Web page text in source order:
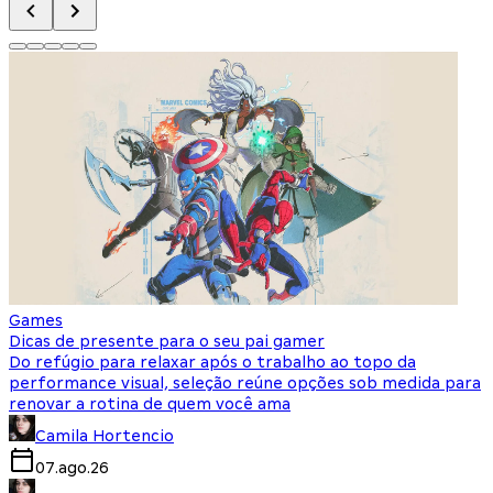
Games
Dicas de presente para o seu pai gamer
Do refúgio para relaxar após o trabalho ao topo da
performance visual, seleção reúne opções sob medida para
renovar a rotina de quem você ama
Camila Hortencio
07.ago.26